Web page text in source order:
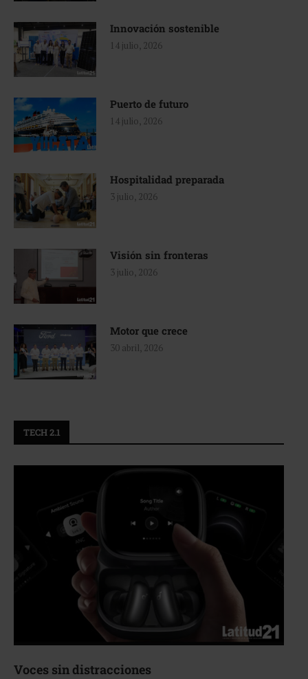
Innovación sostenible
14 julio, 2026
Puerto de futuro
14 julio, 2026
Hospitalidad preparada
3 julio, 2026
Visión sin fronteras
3 julio, 2026
Motor que crece
30 abril, 2026
TECH 2.1
Voces sin distracciones